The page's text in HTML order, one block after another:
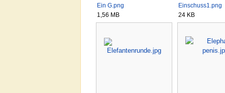
Ein G.png
1,56 MB
Einschuss1.png
24 KB